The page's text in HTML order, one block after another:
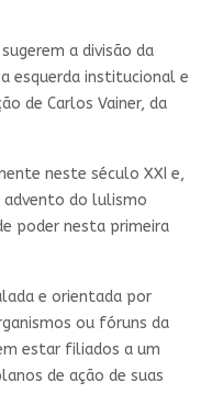
a divisão da
esquerda institucional e
de Carlos Vainer, da
neste século XXI e,
do lulismo
poder nesta primeira
e orientada por
ou fóruns da
estar filiados a um
de ação de suas